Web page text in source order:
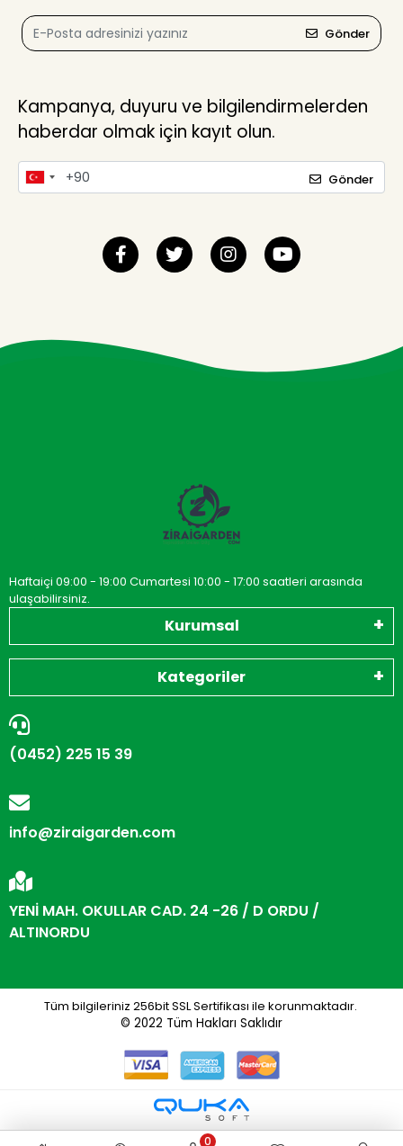
Gönder
Kampanya, duyuru ve bilgilendirmelerden
haberdar olmak için kayıt olun.
Gönder
Haftaiçi 09:00 - 19:00 Cumartesi 10:00 - 17:00 saatleri arasında
ulaşabilirsiniz.
Kurumsal
Kategoriler
(0452) 225 15 39
info@ziraigarden.com
YENİ MAH. OKULLAR CAD. 24 -26 / D ORDU /
ALTINORDU
Tüm bilgileriniz 256bit SSL Sertifikası ile korunmaktadır.
© 2022 Tüm Hakları Saklıdır
0